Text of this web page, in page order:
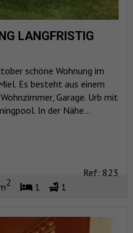
LANGFRISTIG
schöne Wohnung im
Es besteht aus einem
Garage. Urb mit
In der Nähe...
Ref: 823
2 1 1